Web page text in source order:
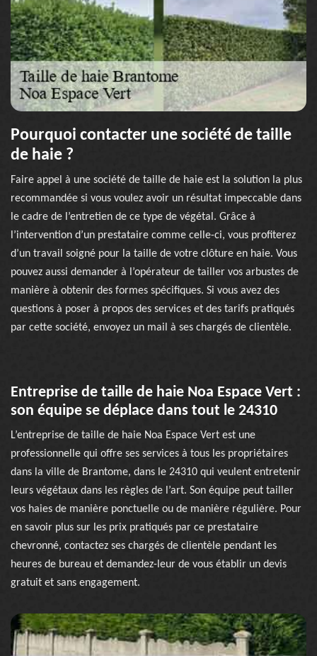
Pourquoi contacter une société de taille
de haie ?
Faire appel à une société de taille de haie est la solution la plus
recommandée si vous voulez avoir un résultat impeccable dans
le cadre de l’entretien de ce type de végétal. Grâce à
l’intervention d’un prestataire comme celle-ci, vous profiterez
d’un travail soigné pour la taille de votre clôture en haie. Vous
pouvez aussi demander à l’opérateur de tailler vos arbustes de
manière à obtenir des formes spécifiques. Si vous avez des
questions à poser à propos des services et des tarifs pratiqués
par cette société, envoyez un mail à ses chargés de clientèle.
Entreprise de taille de haie Noa Espace Vert :
son équipe se déplace dans tout le 24310
L’entreprise de taille de haie Noa Espace Vert est une
professionnelle qui offre ses services à tous les propriétaires
dans la ville de Brantome, dans le 24310 qui veulent entretenir
leurs végétaux dans les règles de l’art. Son équipe peut tailler
vos haies de manière ponctuelle ou de manière régulière. Pour
en savoir plus sur les prix pratiqués par ce prestataire
chevronné, contactez ses chargés de clientèle pendant les
heures de bureau et demandez-leur de vous établir un devis
gratuit et sans engagement.